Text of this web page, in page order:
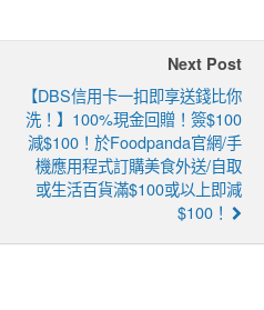
Next Post
【DBS信用卡一扣即享送錢比你
洗！】100%現金回贈！簽$100
減$100！於foodpanda官網/手
機應用程式訂購美食外送/自取
或生活百貨滿$100或以上即減
$100！